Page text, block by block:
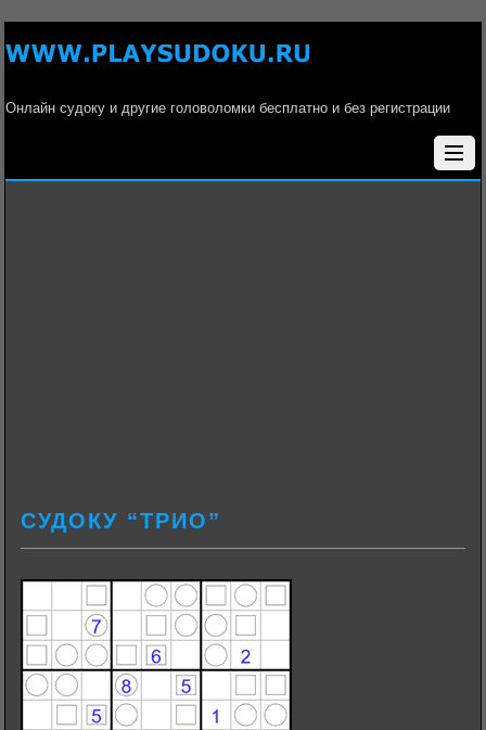
Онлайн судоку и другие головоломки бесплатно и без регистрации
СУДОКУ “ТРИО”